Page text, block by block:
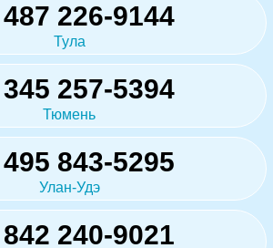
226-9144
Тула
257-5394
Тюмень
843-5295
Улан-Удэ
240-9021